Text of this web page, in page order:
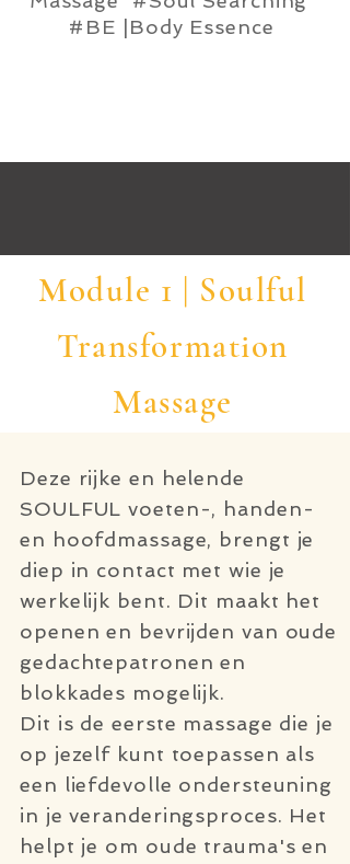
#BE |Body Essence
Module 1 | Soulful
Transformation
Massage
Deze rijke en helende
SOULFUL voeten-, handen-
en hoofdmassage, brengt je
diep in contact met wie je
werkelijk bent. Dit maakt het
openen en bevrijden van oude
gedachtepatronen en
blokkades mogelijk.
Dit is de eerste massage die je
op jezelf kunt toepassen als
een liefdevolle ondersteuning
in je veranderingsproces. Het
helpt je om oude trauma's en